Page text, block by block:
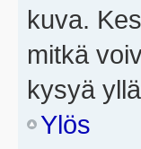
kuva.
mitkä
kysyä
Ylös